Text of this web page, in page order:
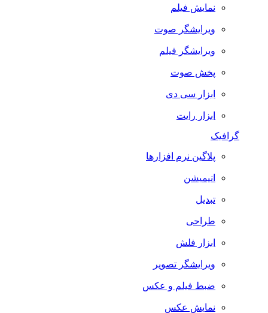
نمایش فیلم
ویرایشگر صوت
ویرایشگر فیلم
پخش صوت
ابزار سی دی
ابزار رایت
گرافیک
پلاگین نرم افزارها
انیمیشن
تبدیل
طراحی
ابزار فلش
ویرایشگر تصویر
ضبط فيلم و عكس
نمایش عکس